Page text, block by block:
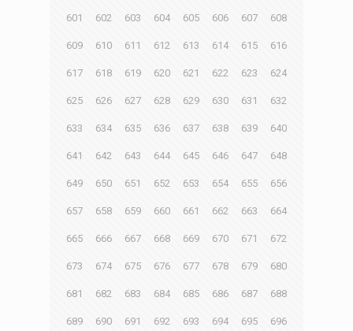
601 602 603 604 605 606 607 608
609 610 611 612 613 614 615 616
617 618 619 620 621 622 623 624
625 626 627 628 629 630 631 632
633 634 635 636 637 638 639 640
641 642 643 644 645 646 647 648
649 650 651 652 653 654 655 656
657 658 659 660 661 662 663 664
665 666 667 668 669 670 671 672
673 674 675 676 677 678 679 680
681 682 683 684 685 686 687 688
689 690 691 692 693 694 695 696